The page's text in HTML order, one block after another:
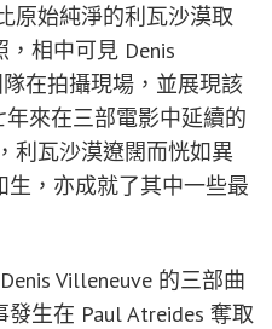
原始純淨的利瓦沙漠取
相中可見 Denis
在拍攝現場，並展現該
年來在三部電影中延續的
利瓦沙漠遼闊而恍如異
，亦成就了其中一些最
Villeneuve 的三部曲
生在 Paul Atreides 奪取